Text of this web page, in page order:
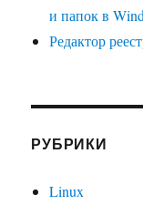
и папок в
Редактор
РУБРИКИ
Linux